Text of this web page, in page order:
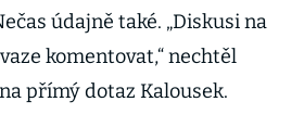
údajně také. „Diskusi na
komentovat,“ nechtěl
přímý dotaz Kalousek.